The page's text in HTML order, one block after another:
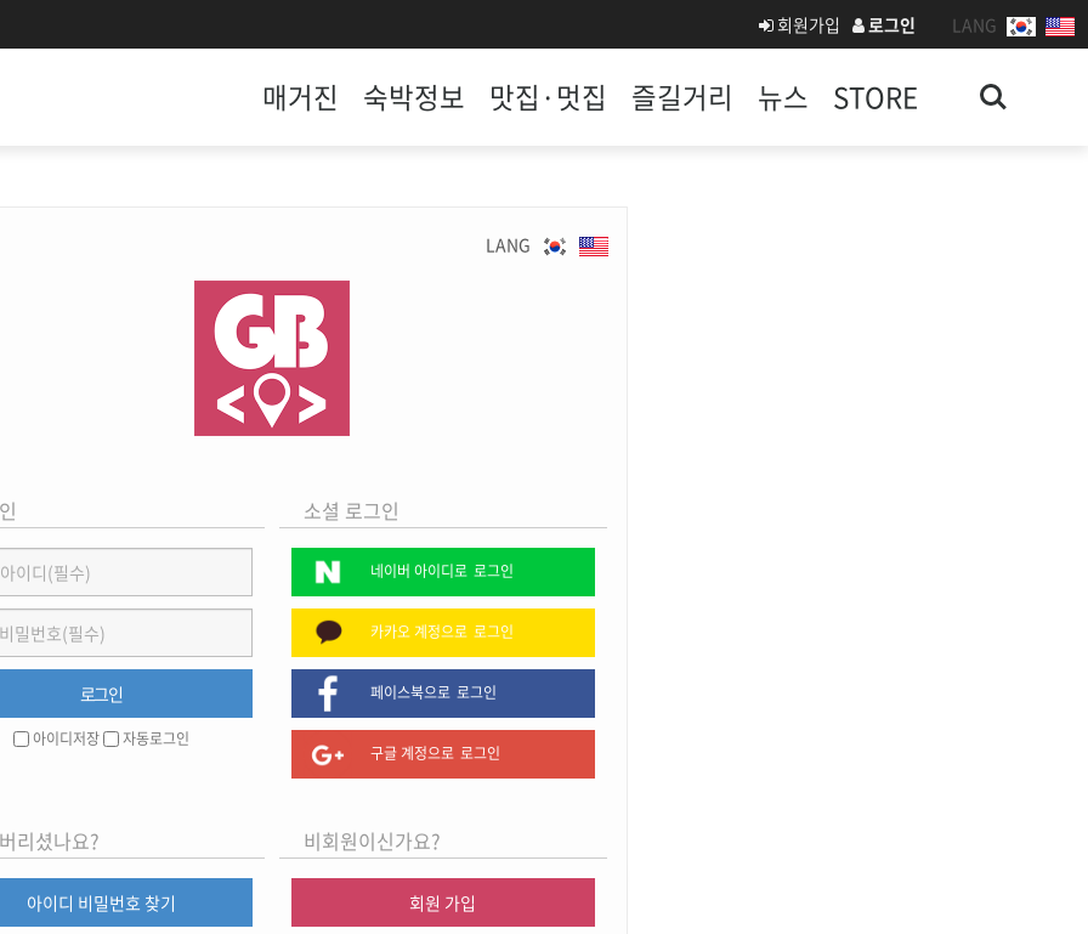
LANG
회원가입 로그인
매거진 숙박정보 맛집·멋집 즐길거리 뉴스 STORE Search
LANG
아이디저장 자동로그인
소셜 로그인
네이버 아이디로 로그인
카카오 계정으로 로그인
페이스북으로 로그인
구글 계정으로 로그인
리셨나요?
아이디 비밀번호 찾기
비회원이신가요?
회원 가입